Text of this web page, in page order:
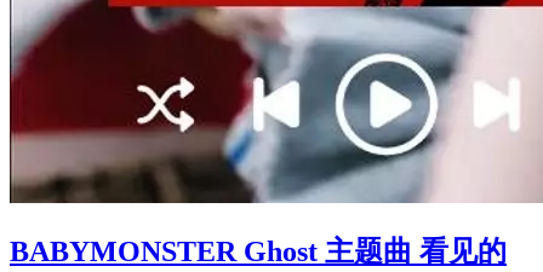
BABYMONSTER Ghost 主题曲 看见的